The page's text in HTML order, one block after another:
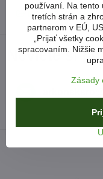
MERAČE TLAKU
Neviete si
používaní. Na tento
tretích strán a
partnerom v EÚ,
„Prijať všetky
spracovaním. Nižšie
Zásady